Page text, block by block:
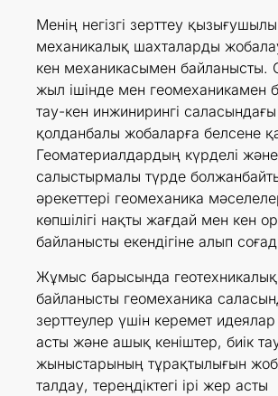
Менің негізгі зерттеу
механикалық шахталарды
кен механикасымен байланысты.
жыл ішінде мен геомеханикамен
тау-кен инжинирингі саласындағы
қолданбалы жобаларға белсене
Геоматериалдардың күрделі және
салыстырмалы түрде
әрекеттері геомеханика
көпшілігі нақты жағдай мен кен
байланысты екендігіне алып
Жұмыс барысында
байланысты геомеханика
зерттеулер үшін керемет
асты және ашық кеніштер, биік
жыныстарының тұрақтылығын
талдау, тереңдіктегі ірі жер асты